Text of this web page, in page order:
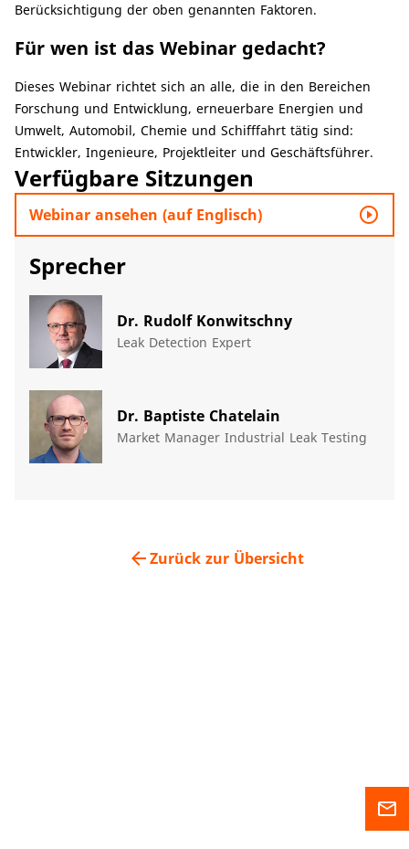
Berücksichtigung der oben genannten Faktoren.
Für wen ist das Webinar gedacht?
​Dieses Webinar richtet sich an alle, die in den Bereichen
Forschung und Entwicklung, erneuerbare Energien und
Umwelt, Automobil, Chemie und Schifffahrt tätig sind:
Entwickler, Ingenieure, Projektleiter und Geschäftsführer.
Verfügbare Sitzungen
Webinar ansehen (auf Englisch) play_circle_outline
Sprecher
Dr. Rudolf Konwitschny
Leak Detection Expert
Dr. Baptiste Chatelain
Market Manager Industrial Leak Testing​
Zurück zur Übersicht
arrow_back
mail_outline